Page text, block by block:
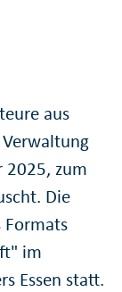
aus
2025, zum
Die
Formats
im
Essen statt.